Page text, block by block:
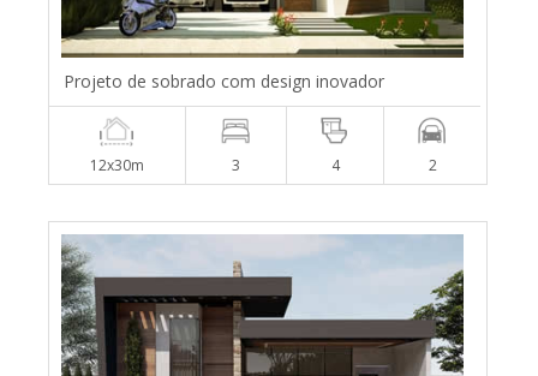
Projeto de sobrado com design inovador
12x30m 3 4 2